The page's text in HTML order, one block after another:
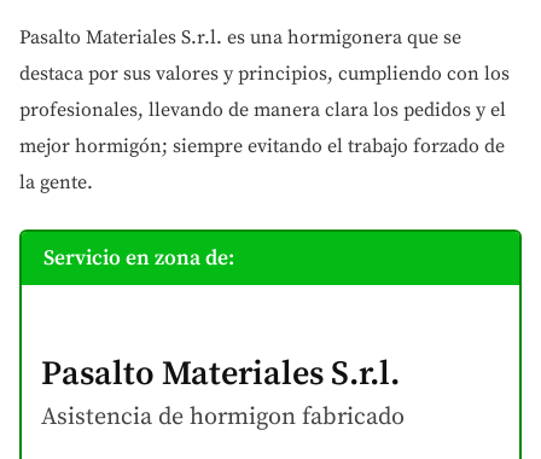
Pasalto Materiales S.r.l. es una hormigonera que se
destaca por sus valores y principios, cumpliendo con los
profesionales, llevando de manera clara los pedidos y el
mejor hormigón; siempre evitando el trabajo forzado de
la gente.
Servicio en zona de:
Pasalto Materiales S.r.l.
Asistencia de hormigon fabricado